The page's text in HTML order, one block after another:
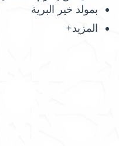
بمولد خير البرية
المزيد+